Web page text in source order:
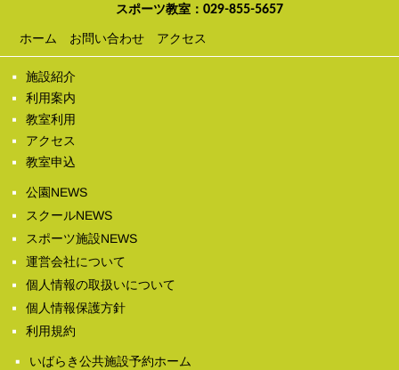
スポーツ教室： 029-855-5657
ホーム お問い合わせ アクセス
施設紹介
利用案内
教室利用
アクセス
教室申込
公園NEWS
スクールNEWS
スポーツ施設NEWS
運営会社について
個人情報の取扱いについて
個人情報保護方針
利用規約
いばらき公共施設予約ホーム